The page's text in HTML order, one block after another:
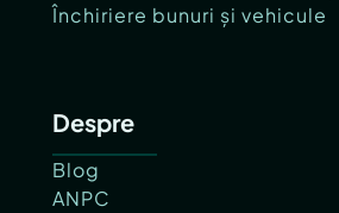
Închiriere bunuri și vehicule
Despre
Blog
ANPC